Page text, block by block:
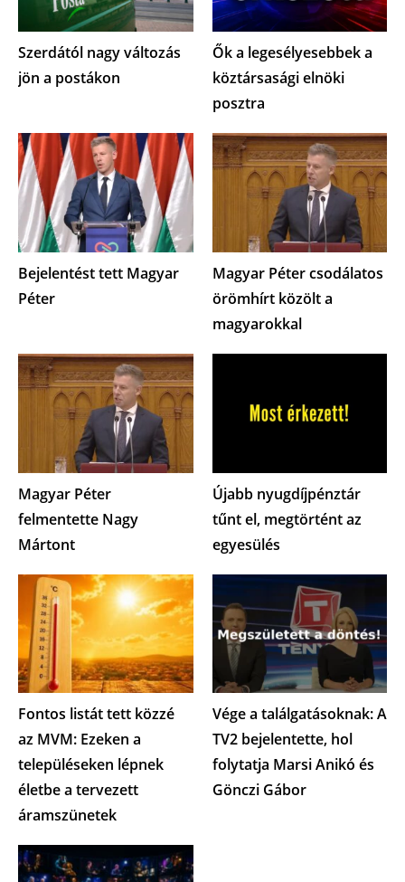
Szerdától nagy változás
jön a postákon
Ők a legesélyesebbek a
köztársasági elnöki
posztra
Bejelentést tett Magyar
Péter
Magyar Péter csodálatos
örömhírt közölt a
magyarokkal
Magyar Péter
felmentette Nagy
Mártont
Újabb nyugdíjpénztár
tűnt el, megtörtént az
egyesülés
Fontos listát tett közzé
az MVM: Ezeken a
településeken lépnek
életbe a tervezett
áramszünetek
Vége a találgatásoknak: A
TV2 bejelentette, hol
folytatja Marsi Anikó és
Gönczi Gábor